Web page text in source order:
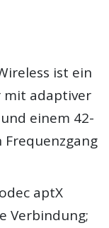
ist ein
mit adaptiver
einem 42-
aptX
Verbindung;